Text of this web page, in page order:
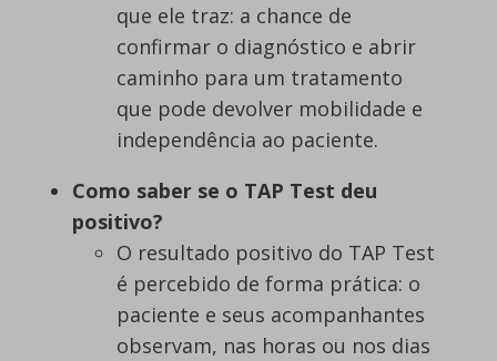
que ele traz: a chance de
confirmar o diagnóstico e abrir
caminho para um tratamento
que pode devolver mobilidade e
independência ao paciente.
Como saber se o TAP Test deu
positivo?
O resultado positivo do TAP Test
é percebido de forma prática: o
paciente e seus acompanhantes
observam, nas horas ou nos dias